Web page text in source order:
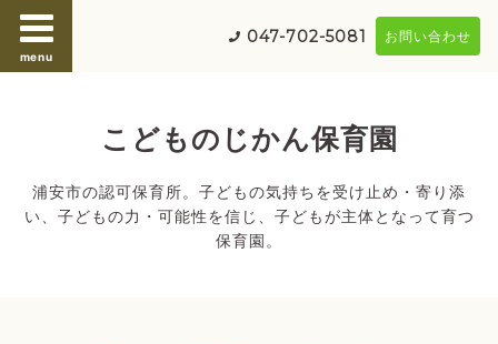
menu
047-702-5081 お問い合わせ
こどものじかん保育園
浦安市の認可保育所。子どもの気持ちを受け止め・寄り添
い、子どもの力・可能性を信じ、子どもが主体となって育つ
保育園。